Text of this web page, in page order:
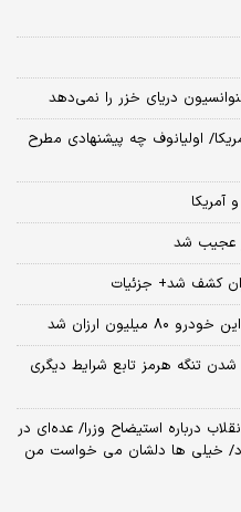
دریای خزر را نمی‌دهد
اولیانوف چه پیشنهادی مطرح
آمریکا
عجیب شد
ارزان شد
تنگه هرمز تابع شرایط دیگری
درباره استیضاح وزرا/ عده‌ای در
خیلی ها دلشان می خواست من